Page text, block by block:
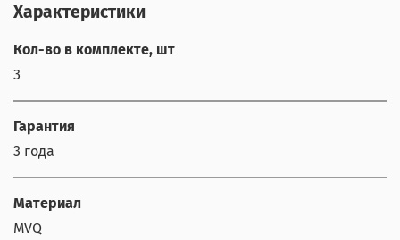
Характеристики
Кол-во в комплекте, шт
3
Гарантия
3 года
Материал
MVQ